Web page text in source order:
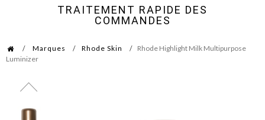
TRAITEMENT RAPIDE DES
COMMANDES
Marques Rhode Skin
Rhode Highlight Milk Multipurpose
Luminizer